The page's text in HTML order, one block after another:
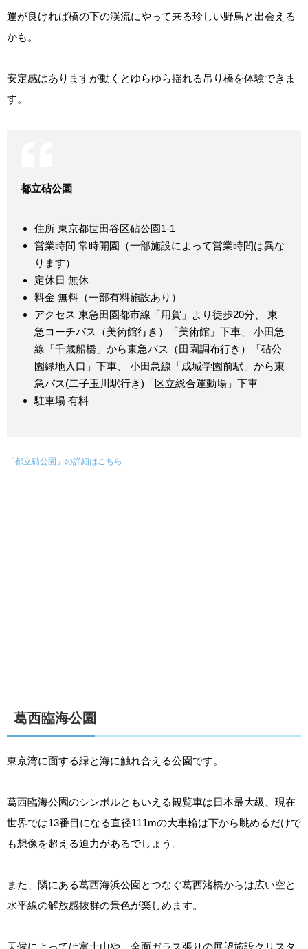
運が良ければ橋の下の渓流にやって来る珍しい野鳥と出会える
かも。
安定感はありますが動くとゆらゆら揺れる吊り橋を体験できま
す。
都立砧公園
住所 東京都世田谷区砧公園1-1
営業時間 常時開園（一部施設によって営業時間は異な
ります）
定休日 無休
料金 無料（一部有料施設あり）
アクセス 東急田園都市線「用賀」より徒歩20分、 東
急コーチバス（美術館行き）「美術館」下車、 小田急
線「千歳船橋」から東急バス（田園調布行き）「砧公
園緑地入口」下車、 小田急線「成城学園前駅」から東
急バス(二子玉川駅行き)「区立総合運動場」下車
駐車場 有料
「都立砧公園」の詳細はこちら
葛西臨海公園
東京湾に面する緑と海に触れ合える公園です。
葛西臨海公園のシンボルともいえる観覧車は日本最大級、現在
世界では13番目になる直径111mの大車輪は下から眺めるだけで
も想像を超える迫力があるでしょう。
また、隣にある葛西海浜公園とつなぐ葛西渚橋からは広い空と
水平線の解放感抜群の景色が楽しめます。